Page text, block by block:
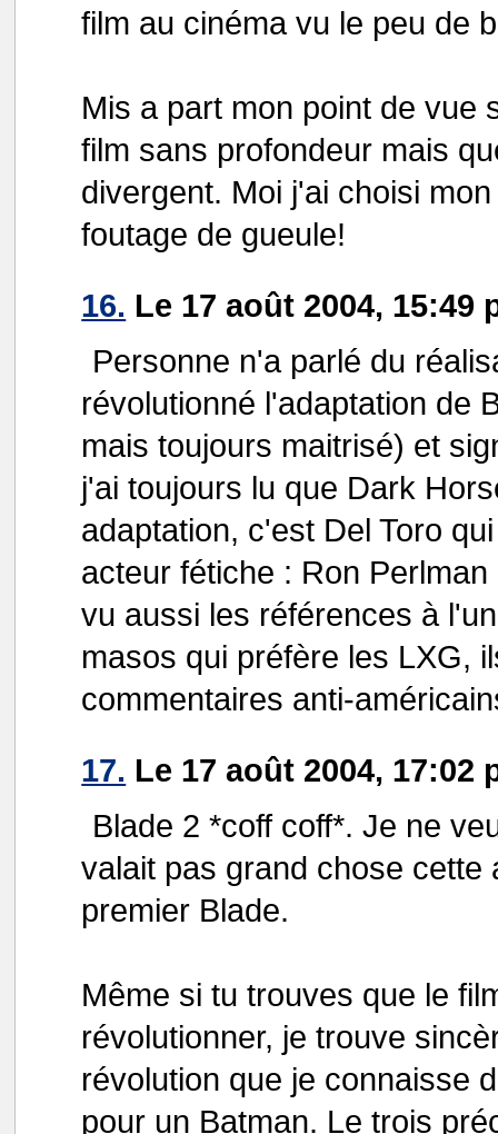
film au cinéma vu le peu de
Mis a part mon point de vue
film sans profondeur mais
divergent. Moi j'ai choisi
foutage de gueule!
16. Le 17 août 2004, 15:49
Personne n'a parlé du
révolutionné l'adaptation de
mais toujours maitrisé) et
j'ai toujours lu que Dark
adaptation, c'est Del Toro
acteur fétiche : Ron
vu aussi les références à
masos qui préfère les LXG,
commentaires anti-
17. Le 17 août 2004, 17:02
Blade 2 *coff coff*. Je ne
valait pas grand chose cette
premier Blade.
Même si tu trouves que le
révolutionner, je trouve
révolution que je connaisse
pour un Batman. Le trois